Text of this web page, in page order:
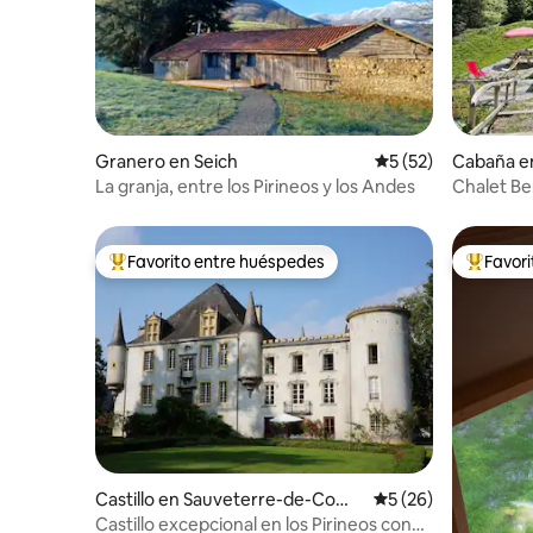
Granero en Seich Calificación
5 (52)
La granja, entre los Pirineos y los Andes
Cabaña
Chalet
De los mejores en Favorito entre huéspedes
Favorito entre huéspedes
Castillo en Sauveterre-de-Com
minges
Calificación
5 (26)
Castillo excepcional en los Pirineos con
De los